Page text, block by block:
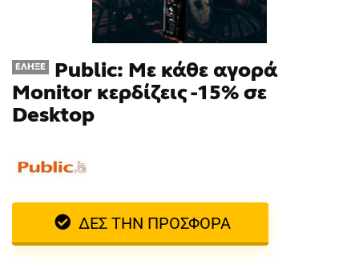
ΈΛΗΞΕ
Public: Με κάθε αγορά
Monitor κερδίζεις -15% σε
Desktop
ΔΕΣ ΤΗΝ ΠΡΟΣΦΟΡΑ